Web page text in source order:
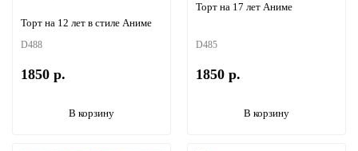
Торт на 12 лет в стиле Аниме
D488
1850 р.
В корзину
Торт на 17 лет Аниме
D485
1850 р.
В корзину